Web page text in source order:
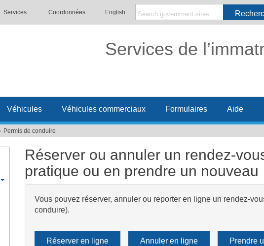
Services Coordonnées English
Services de
Véhicules Véhicules commerciaux Formulaires Aide
Permis de conduire
Réserver ou annuler un rendez-
pratique ou en prendre un nouveau
Vous pouvez réserver, annuler ou reporter en ligne un rendez-
conduire).
Réserver en ligne Annuler en ligne Prendre